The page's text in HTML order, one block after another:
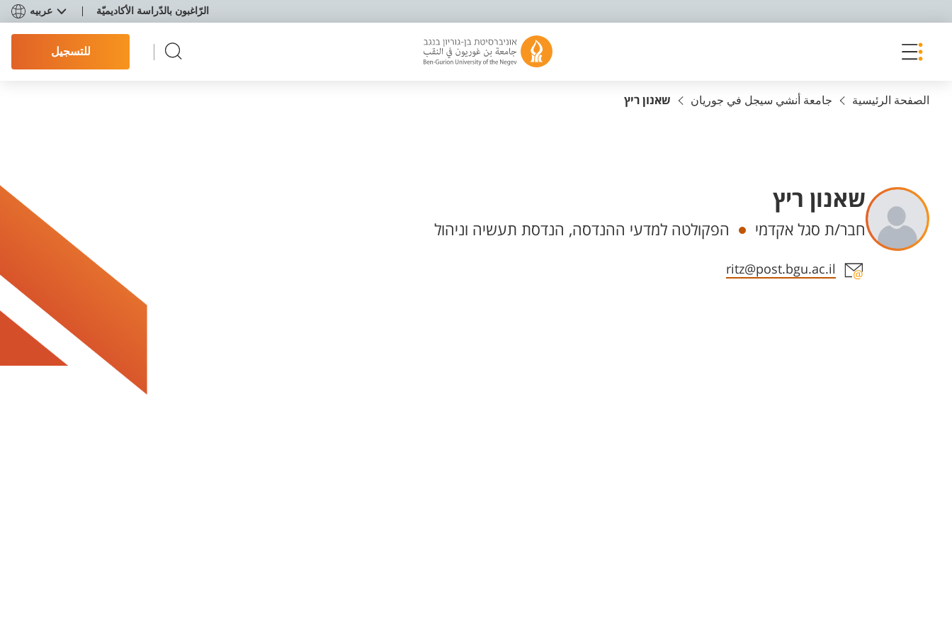
الرّاغبون بالدّراسة الأكاديميّة عربيه
للتسجيل
الصفحة الرئيسية جامعة أنشي سيجل في جوريان שאנון ריץ
שאנון ריץ
Departments
חבר/ת סגל אקדמי הפקולטה למדעי ההנדסה, הנדסת תעשיה וניהול
Staff member contact section
ritz@post.bgu.ac.il